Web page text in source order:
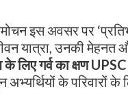
इस अवसर पर
यात्रा, उनकी मेहनत
के लिए गर्व का क्षण
के परिवारों के